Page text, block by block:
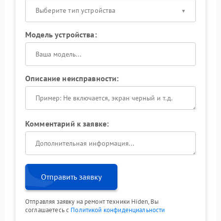
Выберите тип устройства
Модель устройства:
Описание неисправности:
Комментарий к заявке:
Отправить заявку
Отправляя заявку на ремонт техники Hiden, Вы
соглашаетесь с Политикой конфиденциальности